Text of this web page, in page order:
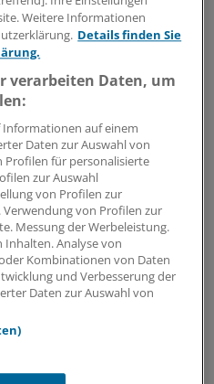
"Director‘s
bestens über die
informiert
Entwicklung des
einschätzen.
nicht nur die Ertragslage
Mitbewerber
oder Dienstleistungen
die Umsatz und Gewinn
steigern können".
auch in allen Ländern
Unternehmen verpflichtet,
sofort öffentlich
Weitere Informationen
Details finden Sie
verarbeiten Daten, um
auf einem
Daten zur Auswahl von
Profilen für personalisierte
zur Auswahl
von Profilen zur
von Profilen zur
Messung der Werbeleistung.
Inhalten. Analyse von
Kombinationen von Daten
und Verbesserung der
Daten zur Auswahl von